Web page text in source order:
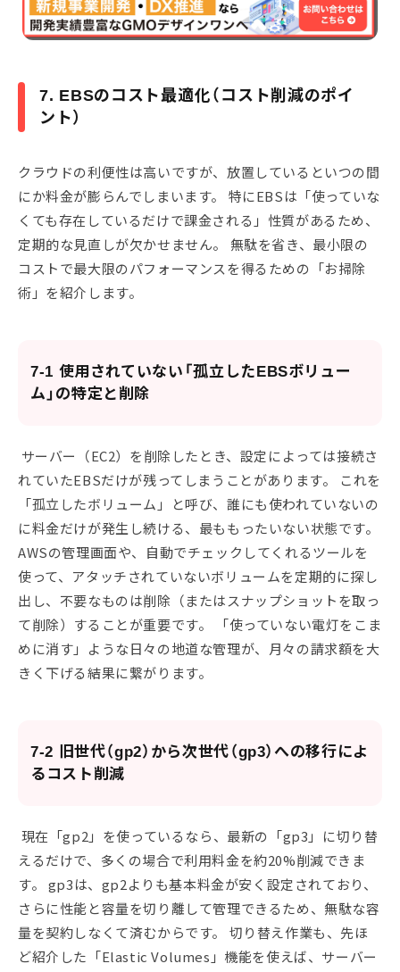
7. EBSのコスト最適化（コスト削減のポイ
ント）
クラウドの利便性は高いですが、放置しているといつの間
にか料金が膨らんでしまいます。 特にEBSは「使っていな
くても存在しているだけで課金される」性質があるため、
定期的な見直しが欠かせません。 無駄を省き、最小限の
コストで最大限のパフォーマンスを得るための「お掃除
術」を紹介します。
7-1 使用されていない「孤立したEBSボリュー
ム」の特定と削除
サーバー（EC2）を削除したとき、設定によっては接続さ
れていたEBSだけが残ってしまうことがあります。 これを
「孤立したボリューム」と呼び、誰にも使われていないの
に料金だけが発生し続ける、最ももったいない状態です。
AWSの管理画面や、自動でチェックしてくれるツールを
使って、アタッチされていないボリュームを定期的に探し
出し、不要なものは削除（またはスナップショットを取っ
て削除）することが重要です。 「使っていない電灯をこま
めに消す」ような日々の地道な管理が、月々の請求額を大
きく下げる結果に繋がります。
7-2 旧世代（gp2）から次世代（gp3）への移行によ
るコスト削減
現在「gp2」を使っているなら、最新の「gp3」に切り替
えるだけで、多くの場合で利用料金を約20%削減できま
す。 gp3は、gp2よりも基本料金が安く設定されており、
さらに性能と容量を切り離して管理できるため、無駄な容
量を契約しなくて済むからです。 切り替え作業も、先ほ
ど紹介した「Elastic Volumes」機能を使えば、サーバー